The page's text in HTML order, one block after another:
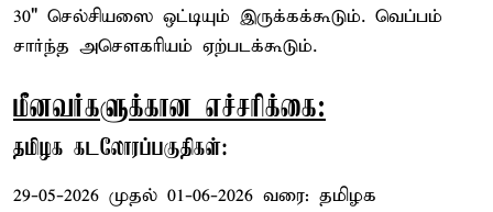
30" செல்சியஸை ஒட்டியும் இருக்கக்கூடும். வெப்பம்
சார்ந்த அசௌகரியம் ஏற்படக்கூடும்.
மீனவர்களுக்கான எச்சரிக்கை:
தமிழக கடலோரப்பகுதிகள்:
29-05-2026 முதல் 01-06-2026 வரை: தமிழக